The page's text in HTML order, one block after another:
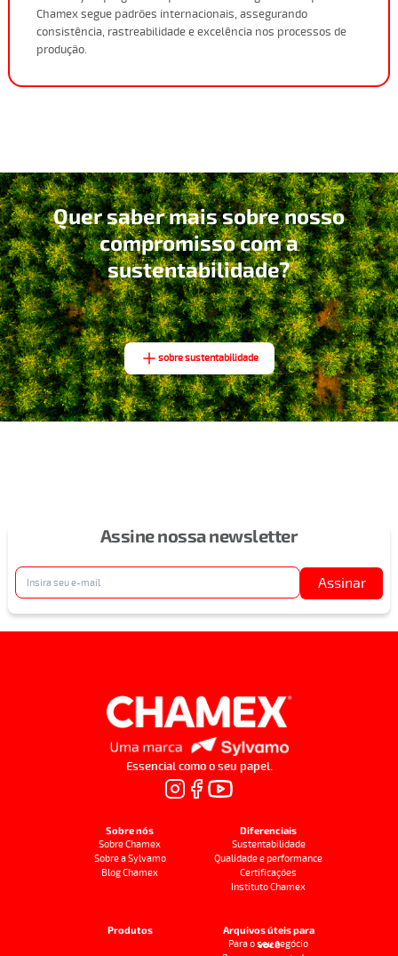
Chamex segue padrões internacionais, assegurando
consistência, rastreabilidade e excelência nos processos de
produção.
Quer saber mais sobre nosso
compromisso com a
sustentabilidade?
sobre sustentabilidade
Assine nossa newsletter
Assinar
Essencial como o seu papel.
Sobre nós
Sobre Chamex
Sobre a Sylvamo
Blog Chamex
Diferenciais
Sustentabilidade
Qualidade e performance
Certificações
Instituto Chamex
Produtos
Arquivos úteis para
você
Para o seu negócio